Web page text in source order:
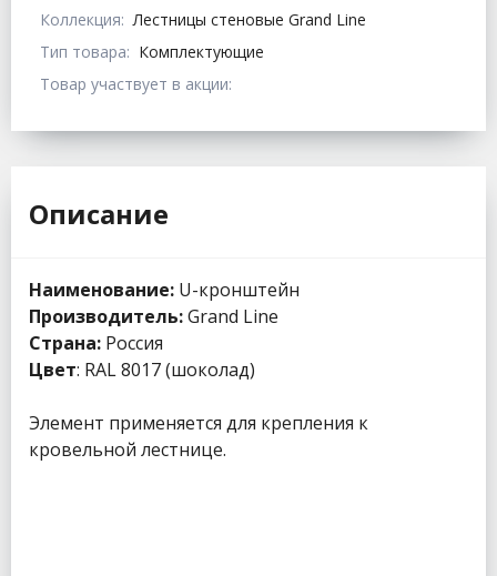
Коллекция: Лестницы стеновые Grand Line
Тип товара: Комплектующие
Товар участвует в акции:
Описание
Наименование: U-кронштейн
Производитель:Grand Line
Страна: Россия
Цвет: RAL 8017 (шоколад)
Элемент применяется для крепления к
кровельной лестнице.